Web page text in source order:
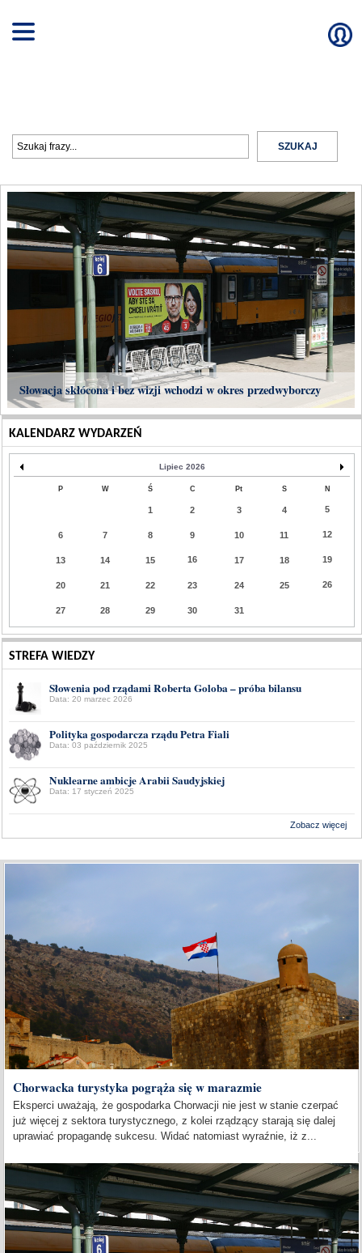
KALENDARZ WYDARZEŃ
Lipiec 2026
P W Ś C Pt S N
1 2 3 4 5
6 7 8 9 10 11 12
13 14 15 16 17 18 19
20 21 22 23 24 25 26
27 28 29 30 31
STREFA WIEDZY
Słowenia pod rządami Roberta Goloba – próba bilansu
Data: 20 marzec 2026
Polityka gospodarcza rządu Petra Fiali
Data: 03 październik 2025
Nuklearne ambicje Arabii Saudyjskiej
Data: 17 styczeń 2025
Zobacz więcej
Chorwacka turystyka pogrąża się w marazmie
Eksperci uważają, że gospodarka Chorwacji nie jest w stanie czerpać
już więcej z sektora turystycznego, z kolei rządzący starają się dalej
uprawiać propagandę sukcesu. Widać natomiast wyraźnie, iż z...